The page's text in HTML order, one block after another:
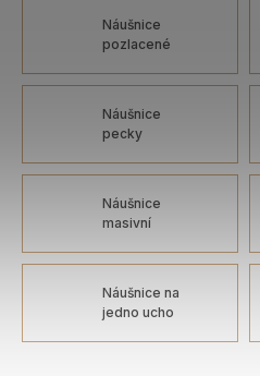
Náušnice
pozlacené
Náušnice
pecky
Náušnice
masivní
Náušnice na
jedno ucho